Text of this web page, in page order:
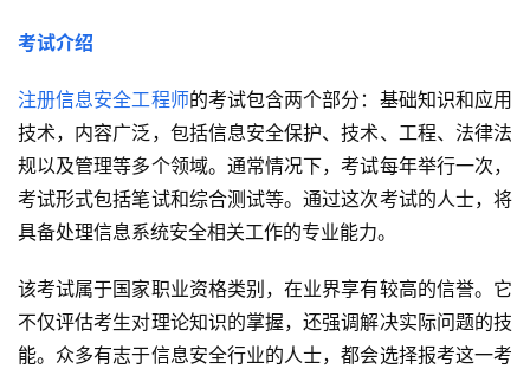
考试介绍
注册信息安全工程师的考试包含两个部分：基础知识和应用
技术，内容广泛，包括信息安全保护、技术、工程、法律法
规以及管理等多个领域。通常情况下，考试每年举行一次，
考试形式包括笔试和综合测试等。通过这次考试的人士，将
具备处理信息系统安全相关工作的专业能力。
该考试属于国家职业资格类别，在业界享有较高的信誉。它
不仅评估考生对理论知识的掌握，还强调解决实际问题的技
能。众多有志于信息安全行业的人士，都会选择报考这一考